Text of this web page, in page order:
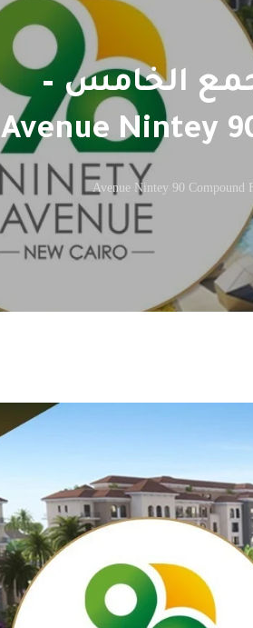
ناينتي 90 التجمع الخامس –
Avenue Nintey